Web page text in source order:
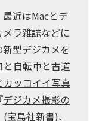
近はMacとデ
ラ雑誌などに
型デジカメを
と自転車と古道
ッコイイ写真
デジカメ撮影の
宝島社新書)、